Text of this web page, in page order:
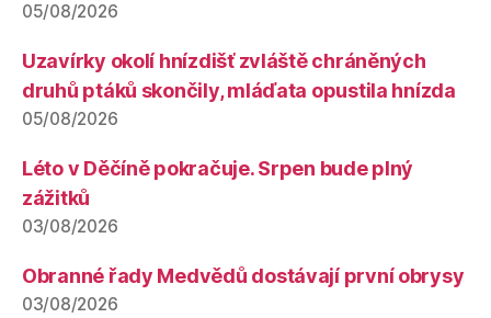
05/08/2026
Uzavírky okolí hnízdišť zvláště chráněných
druhů ptáků skončily, mláďata opustila hnízda
05/08/2026
Léto v Děčíně pokračuje. Srpen bude plný
zážitků
03/08/2026
Obranné řady Medvědů dostávají první obrysy
03/08/2026